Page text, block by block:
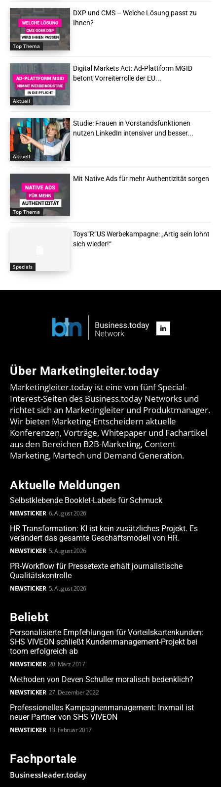
Top Thema
DXP und CMS – Welche Lösung passt zu
Ihnen?
Aktuell
Digital Markets Act: Ad-Plattform MGID
betont Vorreiterrolle der EU...
Aktuell
Studie: Frauen in Vorstandsfunktionen
nutzen LinkedIn intensiver und besser...
Top Thema
Mit Native Ads für mehr Authentizität sorgen
Specials
Toys“R“US Werbekampagne: „Artig sein lohnt
sich wieder!“
Über Marketingleiter.today
Marketingleiter.today ist eine von fünf Special-
Interest-Seiten des Business.today Networks und
richtet sich an Marketingleiter und Produktmanager.
Wir bieten Marketing-Entscheidern aktuelle
Konferenzen, Vorträge, Whitepaper und Fachartikel
aus den Bereichen B2B-Marketing, Content
Marketing, Martech und Demand Generation.
Aktuelle Meldungen
Selbstklebende Booklet-Labels für Schmuck
NEWSTICKER 6. August 2026
HR Transformation: KI ist kein zusätzliches Projekt. Es
verändert das gesamte Geschäftsmodell von HR.
NEWSTICKER 5. August 2026
PR-Workflow für Pressetexte erhält journalistische
Qualitätskontrolle
NEWSTICKER 5. August 2026
Beliebt
Personalisierte Empfehlungen für Vorteilskartenkunden:
SHS VIVEON schließt Kundenmanagement-Projekt bei
toom erfolgreich ab
NEWSTICKER 20. März 2017
Methoden von Deven Schuller moralisch bedenklich?
NEWSTICKER 27. Dezember 2022
Professionelles Kampagnenmanagement: Inxmail ist
neuer Partner von SHS VIVEON
NEWSTICKER 13. Februar 2017
Fachportale
Businessleader.today